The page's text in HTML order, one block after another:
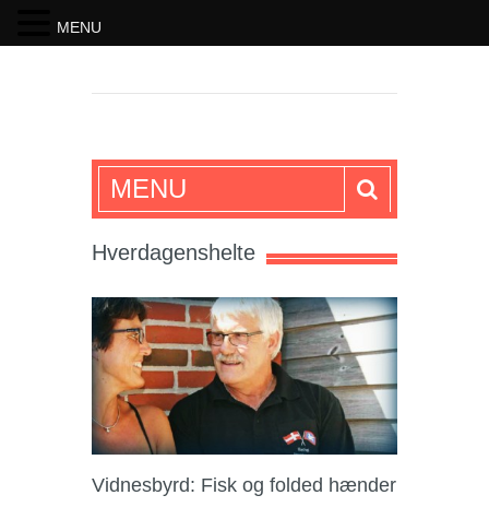
SKRIFTEN
MENU
Hverdagenshelte
Vidnesbyrd: Fisk og folded hænder
MENU